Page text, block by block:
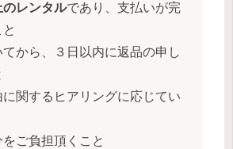
レンタルであり、支払いが完
てから、３日以内に返品の申し
に関するヒアリングに応じてい
をご負担頂くこと